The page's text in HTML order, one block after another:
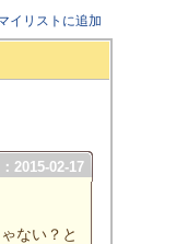
イリストに追加
2015-02-17
ない？と